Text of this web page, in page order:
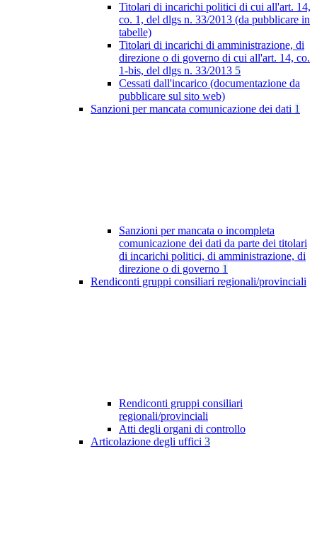
Titolari di incarichi politici di cui all'art. 14,
co. 1, del dlgs n. 33/2013 (da pubblicare in
tabelle)
Titolari di incarichi di amministrazione, di
direzione o di governo di cui all'art. 14, co.
1-bis, del dlgs n. 33/2013 5
Cessati dall'incarico (documentazione da
pubblicare sul sito web)
Sanzioni per mancata comunicazione dei dati 1
Sanzioni per mancata o incompleta
comunicazione dei dati da parte dei titolari
di incarichi politici, di amministrazione, di
direzione o di governo 1
Rendiconti gruppi consiliari regionali/provinciali
Rendiconti gruppi consiliari
regionali/provinciali
Atti degli organi di controllo
Articolazione degli uffici 3